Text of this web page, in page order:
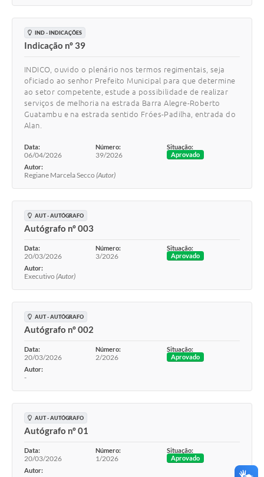
IND - INDICAÇÕES
Indicação nº 39
INDICO, ouvido o plenário nos termos regimentais, seja
oficiado ao senhor Prefeito Municipal para que determine
ao setor competente, estude a possibilidade de realizar
serviços de melhoria na estrada Barra Alegre-Roberto
Guatambu e na estrada sentido Fróes-Padilha, entrada do
Alan.
Data:
06/04/2026
Número:
39/2026
Situação:
Aprovado
Autor:
Regiane Marcela Secco (Autor)
AUT - AUTÓGRAFO
Autógrafo nº 003
Data:
20/03/2026
Número:
3/2026
Situação:
Aprovado
Autor:
Executivo (Autor)
AUT - AUTÓGRAFO
Autógrafo nº 002
Data:
20/03/2026
Número:
2/2026
Situação:
Aprovado
Autor:
-
AUT - AUTÓGRAFO
Autógrafo nº 01
Data:
20/03/2026
Número:
1/2026
Situação:
Aprovado
Autor: